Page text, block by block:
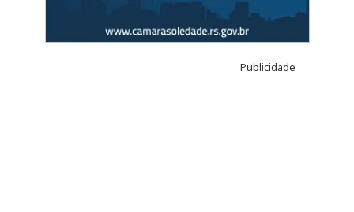
Publicidade